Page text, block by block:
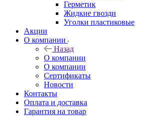
Герметик
Жидкие гвозди
Уголки пластиковые
Акции
О компании
Назад
О компании
О компании
Сертификаты
Новости
Контакты
Оплата и доставка
Гарантия на товар